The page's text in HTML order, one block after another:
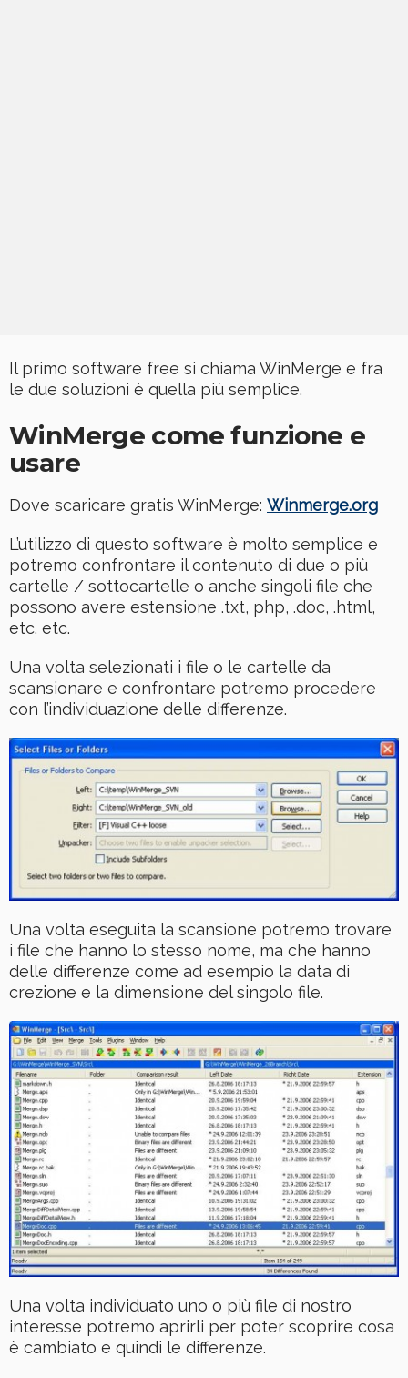
Il primo software free si chiama WinMerge e fra
le due soluzioni è quella più semplice.
WinMerge come funzione e
usare
Dove scaricare gratis WinMerge: Winmerge.org
L’utilizzo di questo software è molto semplice e
potremo confrontare il contenuto di due o più
cartelle / sottocartelle o anche singoli file che
possono avere estensione .txt, php, .doc, .html,
etc. etc.
Una volta selezionati i file o le cartelle da
scansionare e confrontare potremo procedere
con l’individuazione delle differenze.
Una volta eseguita la scansione potremo trovare
i file che hanno lo stesso nome, ma che hanno
delle differenze come ad esempio la data di
crezione e la dimensione del singolo file.
Una volta individuato uno o più file di nostro
interesse potremo aprirli per poter scoprire cosa
è cambiato e quindi le differenze.